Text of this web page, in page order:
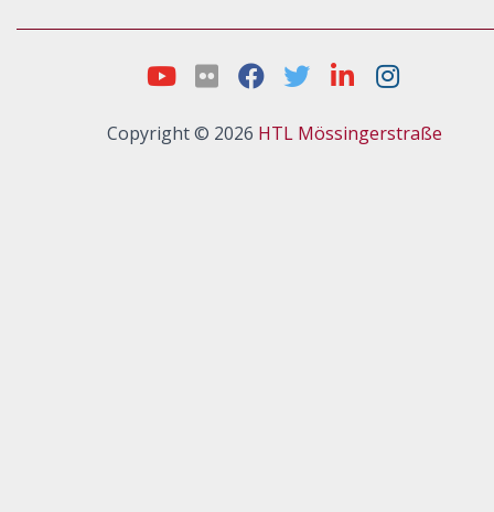
Copyright © 2026 HTL Mössingerstraße